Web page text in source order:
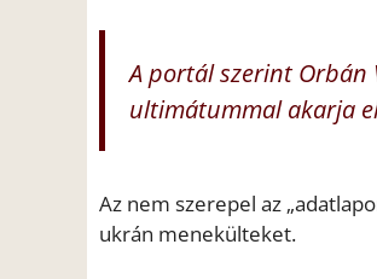
A portál szerint Orbán
ultimátummal akarja
Az nem szerepel az
ukrán menekülteket.